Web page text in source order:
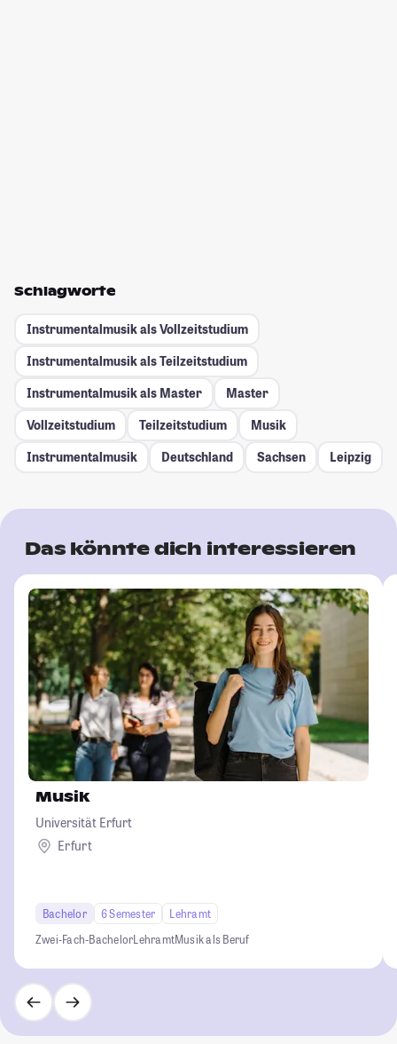
Schlagworte
Instrumentalmusik als Vollzeitstudium
Instrumentalmusik als Teilzeitstudium
Instrumentalmusik als Master
Master
Vollzeitstudium
Teilzeitstudium
Musik
Instrumentalmusik
Deutschland Sachsen Leipzig
Das könnte dich interessieren
Musik
Universität Erfurt
Erfurt
Bachelor 6 Semester
Lehramt
Zwei-Fach-BachelorLehramtMusik als Beruf